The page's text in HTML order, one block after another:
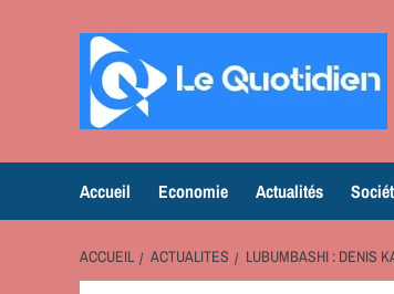
Accueil Economie Actualités
ACCUEIL ACTUALITES LUBUMBASHI : DENIS